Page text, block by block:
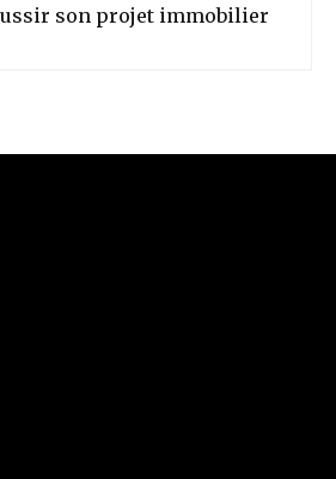
son projet immobilier